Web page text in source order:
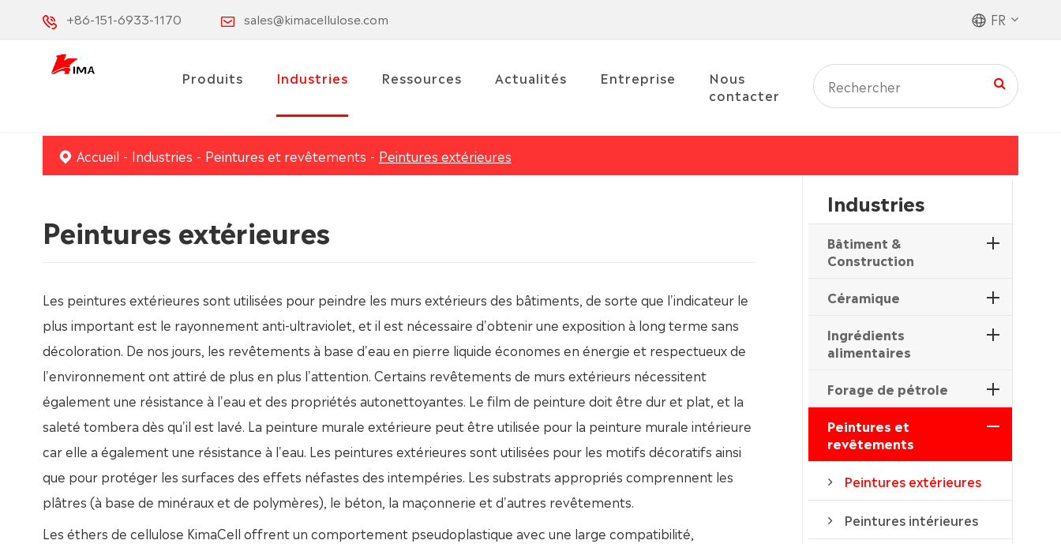
+86-151-6933-1170 sales@kimacellulose.com FR
Produits Industries Ressources Actualités Entreprise
Nous
contacter
Accueil Industries Peintures et revêtements Peintures extérieures
Peintures extérieures
Les peintures extérieures sont utilisées pour peindre les murs extérieurs des bâtiments, de sorte que l'indicateur le
plus important est le rayonnement anti-ultraviolet, et il est nécessaire d'obtenir une exposition à long terme sans
décoloration. De nos jours, les revêtements à base d'eau en pierre liquide économes en énergie et respectueux de
l'environnement ont attiré de plus en plus l'attention. Certains revêtements de murs extérieurs nécessitent
également une résistance à l'eau et des propriétés autonettoyantes. Le film de peinture doit être dur et plat, et la
saleté tombera dès qu'il est lavé. La peinture murale extérieure peut être utilisée pour la peinture murale intérieure
car elle a également une résistance à l'eau. Les peintures extérieures sont utilisées pour les motifs décoratifs ainsi
que pour protéger les surfaces des effets néfastes des intempéries. Les substrats appropriés comprennent les
plâtres (à base de minéraux et de polymères), le béton, la maçonnerie et d'autres revêtements.
Les éthers de cellulose KimaCell offrent un comportement pseudoplastique avec une large compatibilité,
Industries
Bâtiment &
Construction
Céramique
Ingrédients
alimentaires
Forage de pétrole
Peintures et
revêtements
Peintures extérieures
Peintures intérieures